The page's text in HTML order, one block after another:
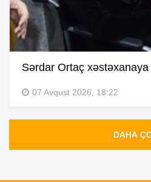
Sərdar Ortaç
07 Avqust 2026, 18:22
DAHA